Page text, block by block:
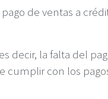
de ventas a
decir, la falta del
con los